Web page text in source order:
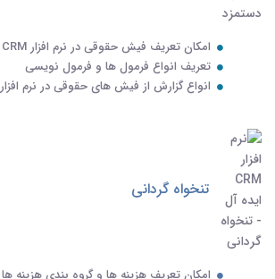
امکان تعریف فیش حقوقی در نرم افزار CRM ایده آل
تعریف انواع فرمول ها و فرمول نویسی
انواع گزارش از فیش های حقوقی در نرم افزار CRM ایده آل
تنخواه گردانی